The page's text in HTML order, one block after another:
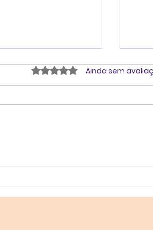
em
de
Avaliado com 0 de 5
Ainda sem